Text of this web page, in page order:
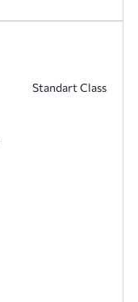
Standart Class